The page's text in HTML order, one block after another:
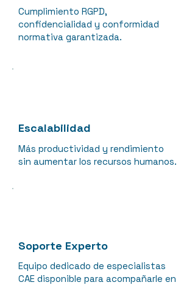
Cumplimiento RGPD,
confidencialidad y conformidad
normativa garantizada.
Escalabilidad
Más productividad y rendimiento
sin aumentar los recursos humanos.
Soporte Experto
Equipo dedicado de especialistas
CAE disponible para acompañarle en